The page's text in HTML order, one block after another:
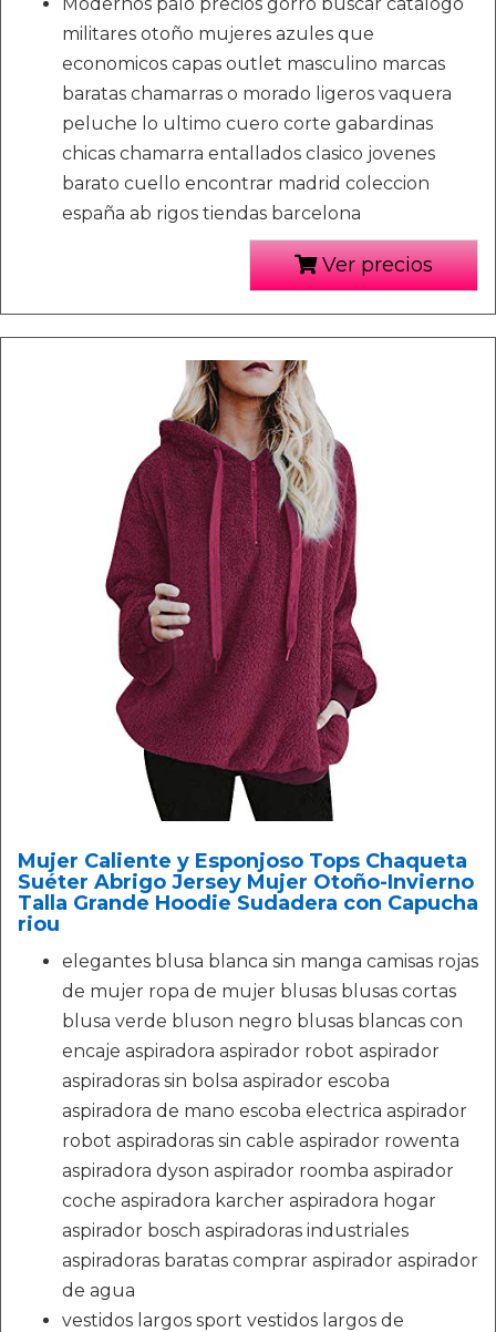
militares otoño mujeres azules que
economicos capas outlet masculino marcas
baratas chamarras o morado ligeros vaquera
peluche lo ultimo cuero corte gabardinas
chicas chamarra entallados clasico jovenes
barato cuello encontrar madrid coleccion
españa ab rigos tiendas barcelona
Ver precios
Mujer Caliente y Esponjoso Tops Chaqueta
Suéter Abrigo Jersey Mujer Otoño-Invierno
Talla Grande Hoodie Sudadera con Capucha
riou
elegantes blusa blanca sin manga camisas rojas
de mujer ropa de mujer blusas blusas cortas
blusa verde bluson negro blusas blancas con
encaje aspiradora aspirador robot aspirador
aspiradoras sin bolsa aspirador escoba
aspiradora de mano escoba electrica aspirador
robot aspiradoras sin cable aspirador rowenta
aspiradora dyson aspirador roomba aspirador
coche aspiradora karcher aspiradora hogar
aspirador bosch aspiradoras industriales
aspiradoras baratas comprar aspirador aspirador
de agua
vestidos largos sport vestidos largos de